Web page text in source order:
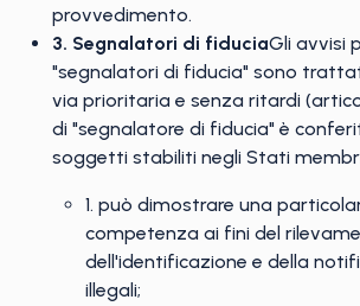
provvedimento.
3. Segnalatori di fiduciaGli avvisi
"segnalatori di fiducia" sono
via prioritaria e senza ritardi
di "segnalatore di fiducia" è
soggetti stabiliti negli Stati
1. può dimostrare una
competenza ai fini del
dell'identificazione e della
illegali;